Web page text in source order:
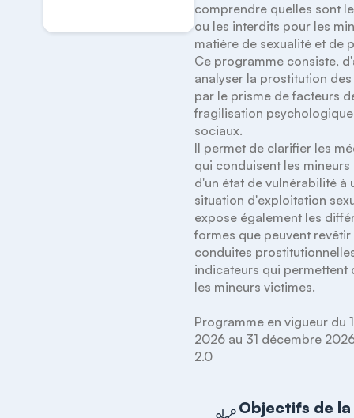
comprendre quelles sont
ou les interdits pour les
matière de sexualité et de
Ce programme consiste,
analyser la prostitution
par le prisme de facteurs
fragilisation
sociaux.
Il permet de clarifier les
qui conduisent les mineurs
d'un état de vulnérabilité à
situation d'exploitation
expose également les
formes que peuvent revêtir
conduites
indicateurs qui permettent
les mineurs victimes.
Programme en vigueur du
2026 au 31 décembre
Objectifs de la